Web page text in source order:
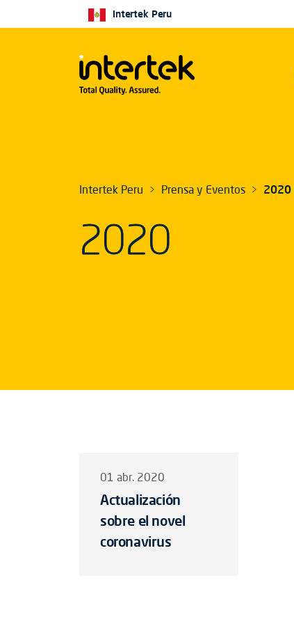
Intertek Peru
Intertek Peru Prensa y Eventos 2020
2020
01 abr. 2020
Actualización
sobre el novel
coronavirus